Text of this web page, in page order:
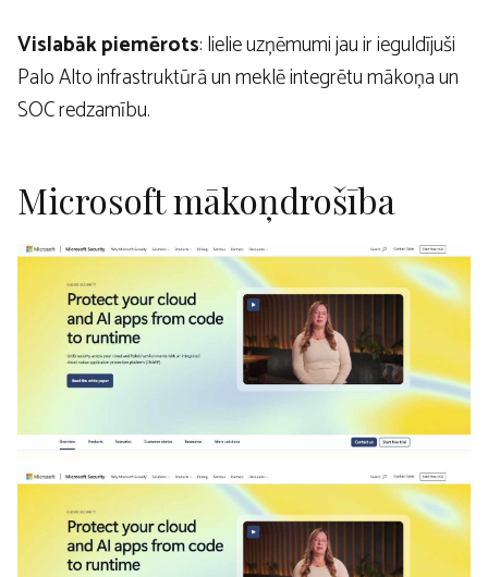
Vislabāk piemērots: lielie uzņēmumi jau ir ieguldījuši
Palo Alto infrastruktūrā un meklē integrētu mākoņa un
SOC redzamību.
Microsoft mākoņdrošība